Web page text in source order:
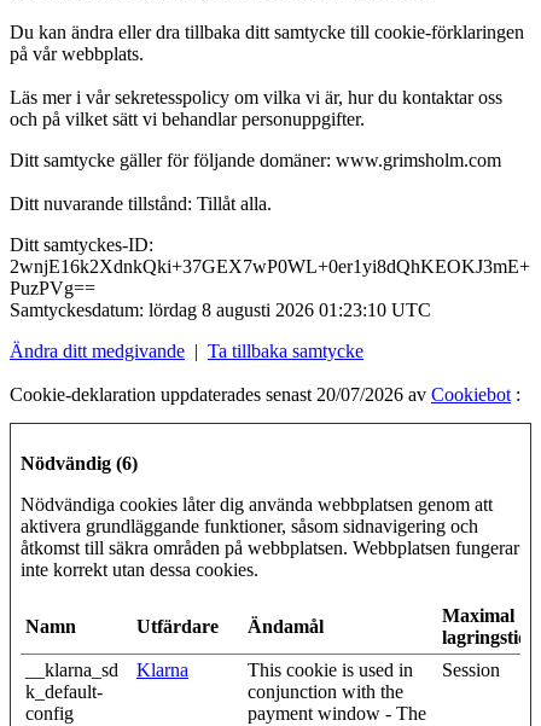
Du kan ändra eller dra tillbaka ditt samtycke till cookie-förklaringen
på vår webbplats.
Läs mer i vår sekretesspolicy om vilka vi är, hur du kontaktar oss
och på vilket sätt vi behandlar personuppgifter.
Ditt samtycke gäller för följande domäner: www.grimsholm.com
Ditt nuvarande tillstånd: Tillåt alla.
Ditt samtyckes-ID:
2wnjE16k2XdnkQki+37GEX7wP0WL+0er1yi8dQhKEOKJ3mE+
PuzPVg==
Samtyckesdatum: lördag 8 augusti 2026 01:23:10 UTC
Ändra ditt medgivande | Ta tillbaka samtycke
Cookie-deklaration uppdaterades senast 20/07/2026 av Cookiebot :
Nödvändig (6)
Nödvändiga cookies låter dig använda webbplatsen genom att
aktivera grundläggande funktioner, såsom sidnavigering och
åtkomst till säkra områden på webbplatsen. Webbplatsen fungerar
inte korrekt utan dessa cookies.
Namn Utfärdare Ändamål
Maximal
lagringstid
__klarna_sd
k_default-
config
Klarna
This cookie is used in
conjunction with the
payment window - The
Session